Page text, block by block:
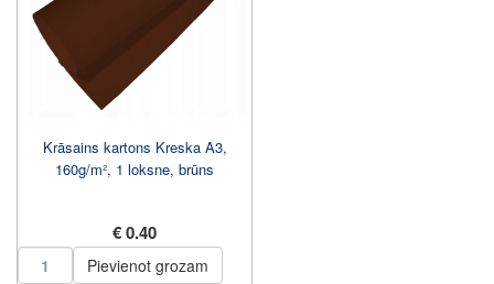
Krāsains kartons Kreska A3,
160g/m², 1 loksne, brūns
€ 0.40
Pievienot grozam